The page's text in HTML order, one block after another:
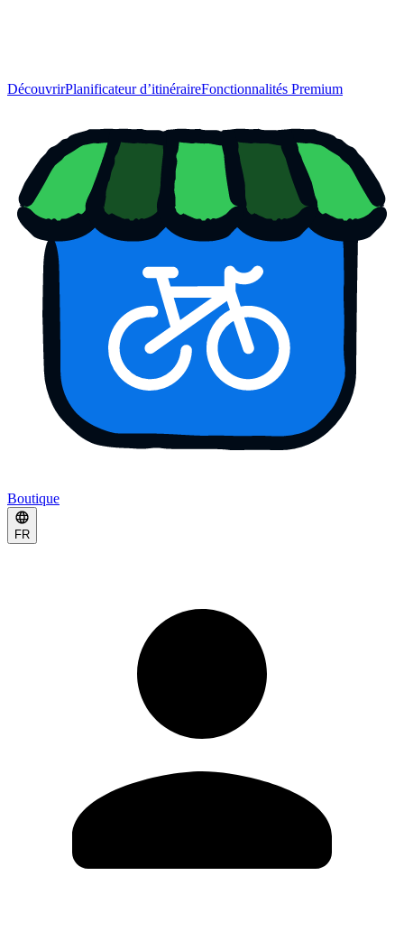
DécouvrirPlanificateur d’itinéraireFonctionnalités Premium
Boutique
FR